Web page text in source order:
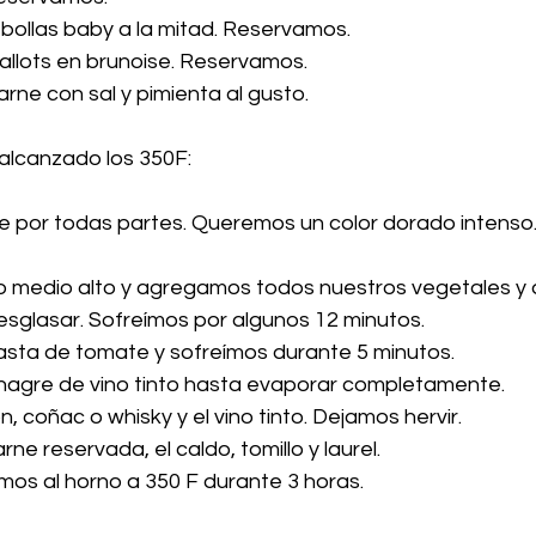
baby a la mitad. Reservamos.
en brunoise. Reservamos.
con sal y pimienta al gusto.
los 350F:
por todas partes. Queremos un color dorado
medio alto y agregamos todos nuestros vegetales y
Sofreímos por algunos 12 minutos.
de tomate y sofreímos durante 5 minutos.
de vino tinto hasta evaporar completamente.
coñac o whisky y el vino tinto. Dejamos hervir.
reservada, el caldo, tomillo y laurel.
al horno a 350 F durante 3 horas.